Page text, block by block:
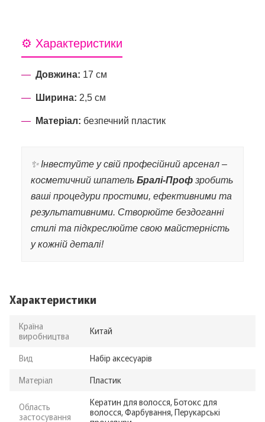
⚙️ Характеристики
Довжина: 17 см
Ширина: 2,5 см
Матеріал: безпечний пластик
✨ Інвестуйте у свій професійний арсенал –
косметичний шпатель Бралі-Проф зробить
ваші процедури простими, ефективними та
результативними. Створюйте бездоганні
стилі та підкреслюйте свою майстерність
у кожній деталі!
Характеристики
Країна
виробництва
Китай
Вид
Набір аксесуарів
Матеріал
Пластик
Область
застосування
Кератин для волосся, Ботокс для
волосся, Фарбування, Перукарські